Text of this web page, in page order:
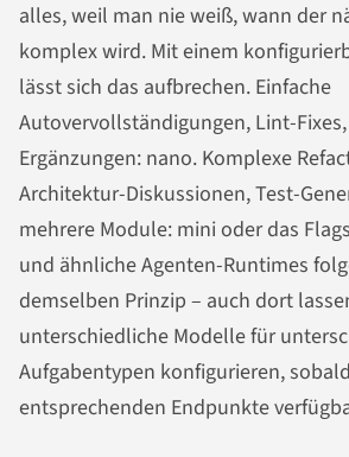
alles, weil man nie weiß, wann der
komplex wird. Mit einem
lässt sich das aufbrechen. Einfache
Autovervollständigungen, Lint-
Ergänzungen: nano. Komplexe
Architektur-Diskussionen, Test-
mehrere Module: mini oder das
und ähnliche Agenten-Runtimes
demselben Prinzip – auch dort
unterschiedliche Modelle für
Aufgabentypen konfigurieren,
entsprechenden Endpunkte